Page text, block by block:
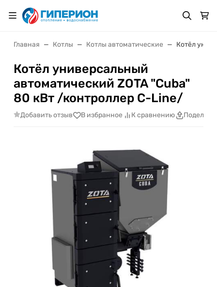
Главная Котлы Котлы автоматические Котёл
Котёл универсальный
автоматический ZOTA "Cuba"
80 кВт /контроллер C-Line/
Добавить отзыв В избранное К сравнению